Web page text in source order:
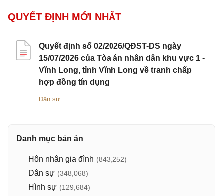
QUYẾT ĐỊNH MỚI NHẤT
Quyết định số 02/2026/QĐST-DS ngày
15/07/2026 của Tòa án nhân dân khu vực 1 -
Vĩnh Long, tỉnh Vĩnh Long về tranh chấp
hợp đồng tín dụng
Dân sự
Danh mục bản án
Hôn nhân gia đình (843,252)
Dân sự (348,068)
Hình sự (129,684)